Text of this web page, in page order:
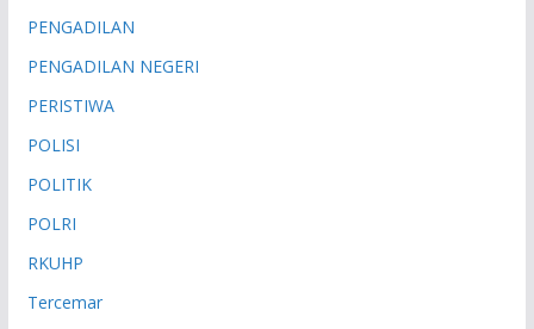
PENGADILAN
PENGADILAN NEGERI
PERISTIWA
POLISI
POLITIK
POLRI
RKUHP
Tercemar